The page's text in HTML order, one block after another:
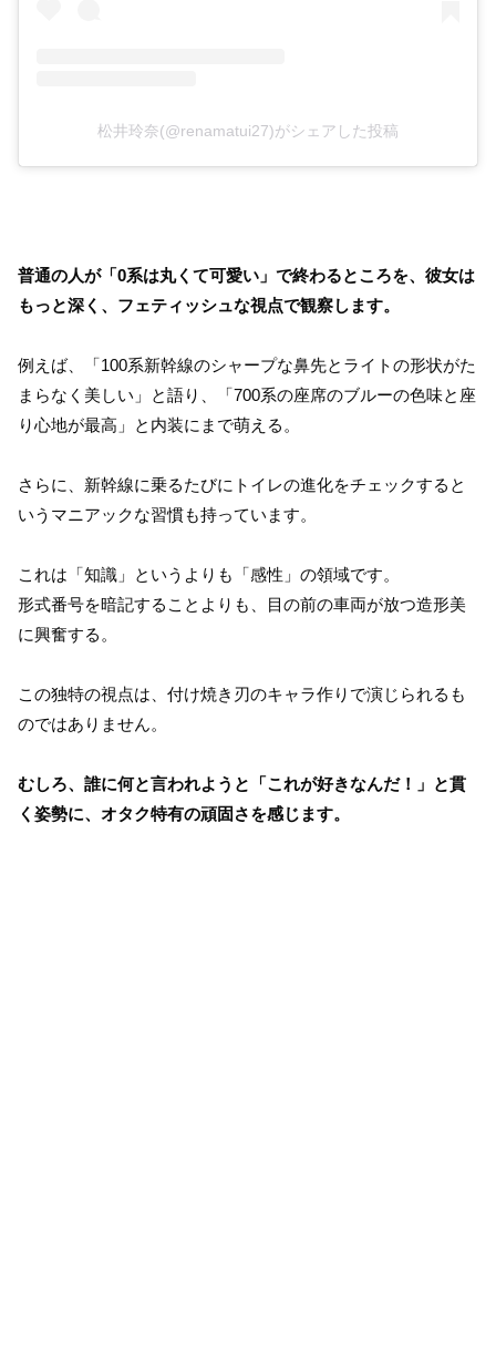
松井玲奈(@renamatui27)がシェアした投稿
普通の人が「0系は丸くて可愛い」で終わるところを、彼女は
もっと深く、フェティッシュな視点で観察します。
例えば、「100系新幹線のシャープな鼻先とライトの形状がた
まらなく美しい」と語り、「700系の座席のブルーの色味と座
り心地が最高」と内装にまで萌える。
さらに、新幹線に乗るたびにトイレの進化をチェックすると
いうマニアックな習慣も持っています。
これは「知識」というよりも「感性」の領域です。
形式番号を暗記することよりも、目の前の車両が放つ造形美
に興奮する。
この独特の視点は、付け焼き刃のキャラ作りで演じられるも
のではありません。
むしろ、誰に何と言われようと「これが好きなんだ！」と貫
く姿勢に、オタク特有の頑固さを感じます。